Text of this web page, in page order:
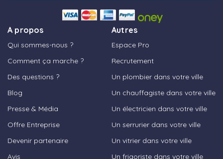
A propos
Qui sommes-nous ?
Comment ça marche ?
Des questions ?
Blog
Presse & Média
Offre Entreprise
Devenir partenaire
Avis
Autres
Espace Pro
Recrutement
Un plombier dans votre ville
Un chauffagiste dans votre ville
Un électricien dans votre ville
Un serrurier dans votre ville
Un vitrier dans votre ville
Un frigoriste dans votre ville